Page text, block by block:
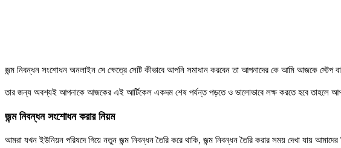
জন্ম নিবন্ধন সংশোধন অনলাইন সে ক্ষেত্রে সেটি কীভাবে আপনি সমাধান করবেন তা আপনাদের কে আমি আজকে স্টেপ
তার জন্য অবশ্যই আপনাকে আজকের এই আর্টিকেল একদম শেষ পর্যন্ত পড়তে ও ভালোভাবে লক্ষ করতে হবে তাহলে
জন্ম নিবন্ধন সংশোধন করার নিয়ম
আমরা যখন ইউনিয়ন পরিষদে গিয়ে নতুন জন্ম নিবন্ধন তৈরি করে থাকি, জন্ম নিবন্ধন তৈরি করার সময় দেখা যায়